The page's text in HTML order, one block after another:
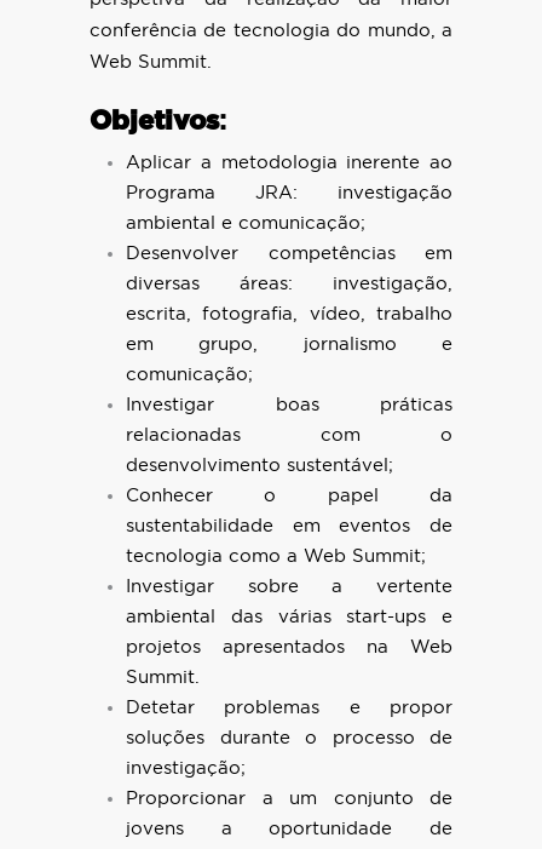
conferência de tecnologia do mundo, a
Web Summit.
Objetivos:
Aplicar a metodologia inerente ao
Programa JRA: investigação
ambiental e comunicação;
Desenvolver competências em
diversas áreas: investigação,
escrita, fotografia, vídeo, trabalho
em grupo, jornalismo e
comunicação;
Investigar boas práticas
relacionadas com o
desenvolvimento sustentável;
Conhecer o papel da
sustentabilidade em eventos de
tecnologia como a Web Summit;
Investigar sobre a vertente
ambiental das várias start-ups e
projetos apresentados na Web
Summit.
Detetar problemas e propor
soluções durante o processo de
investigação;
Proporcionar a um conjunto de
jovens a oportunidade de